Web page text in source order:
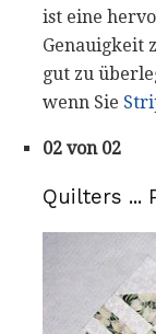
ist eine
Genauigkeit
gut zu
wenn Sie
02 von 02
Quilters ...